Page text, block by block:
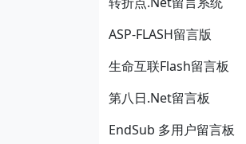
ASP-FLASH留言版
生命互联Flash留言板
第八日.Net留言板
EndSub 多用户留言板